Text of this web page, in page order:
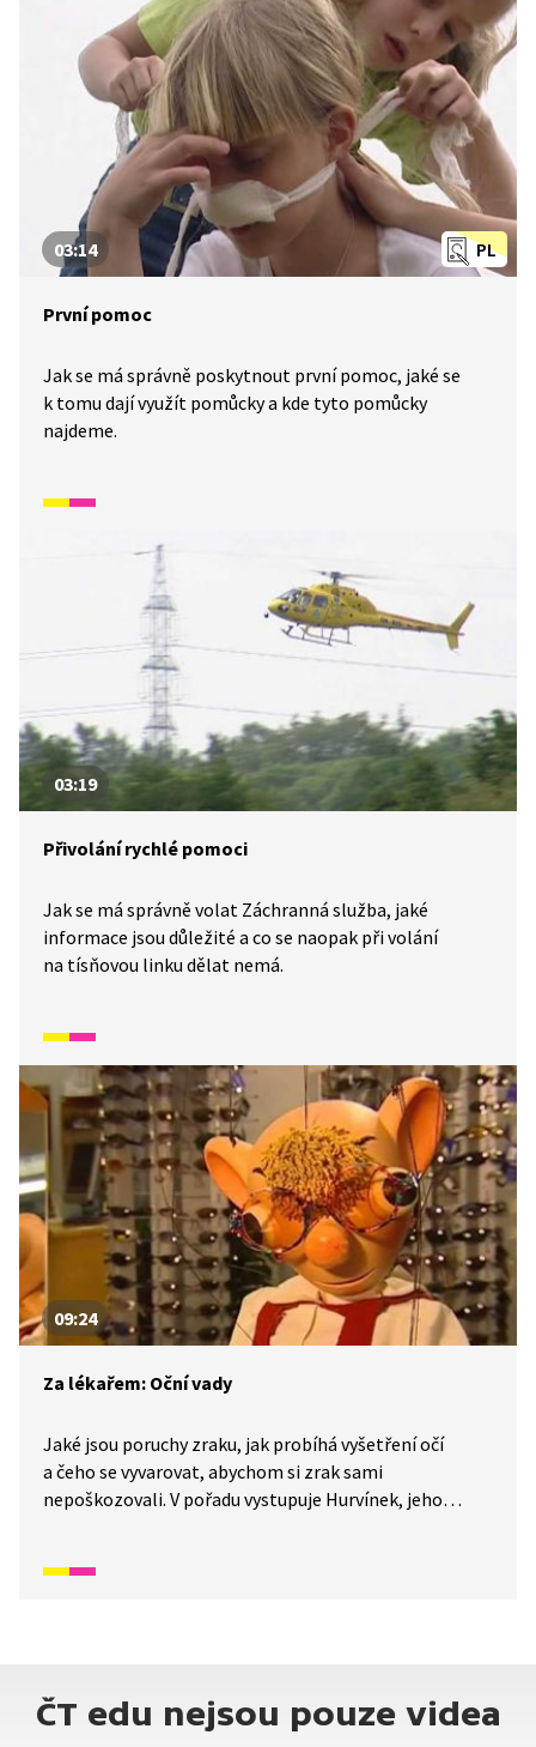
PL
03:14
První pomoc
Jak se má správně poskytnout první pomoc, jaké se
k tomu dají využít pomůcky a kde tyto pomůcky
najdeme.
03:19
Přivolání rychlé pomoci
Jak se má správně volat Záchranná služba, jaké
informace jsou důležité a co se naopak při volání
na tísňovou linku dělat nemá.
09:24
Za lékařem: Oční vady
Jaké jsou poruchy zraku, jak probíhá vyšetření očí
a čeho se vyvarovat, abychom si zrak sami
nepoškozovali. V pořadu vystupuje Hurvínek, jeho
ČT edu nejsou pouze videa